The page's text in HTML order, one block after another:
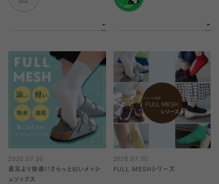
2026.07.30
素足より快適!?さらっと軽いメッシ
ュソックス
2026.07.30
FULL MESHシリーズ